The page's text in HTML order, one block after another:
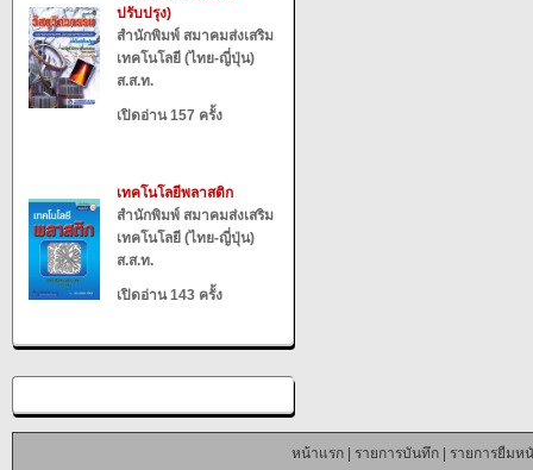
ปรับปรุง)
สำนักพิมพ์ สมาคมส่งเสริม
เทคโนโลยี (ไทย-ญี่ปุ่น)
ส.ส.ท.
เปิดอ่าน 157 ครั้ง
เทคโนโลยีพลาสติก
สำนักพิมพ์ สมาคมส่งเสริม
เทคโนโลยี (ไทย-ญี่ปุ่น)
ส.ส.ท.
เปิดอ่าน 143 ครั้ง
หน้าแรก| รายการบันทึก| รายการยืมห